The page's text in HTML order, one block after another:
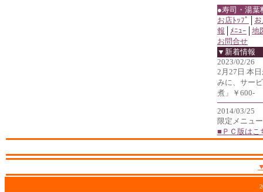
●寿司・湯
お店ﾄｯﾌﾟ
報
ﾒﾆｭｰ
地
お問合せ
▼新着情報
2023/02/26
2月27日 本
みに、サー
煮」￥600-
2014/03/25
限定メニュ
■ＰＣ版はこ